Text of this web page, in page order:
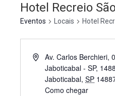
Hotel Recreio
Eventos Locais Hotel
Av. Carlos Berchieri,
Jaboticabal - SP,
Jaboticabal, SP
Como chegar